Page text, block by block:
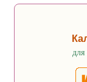
для